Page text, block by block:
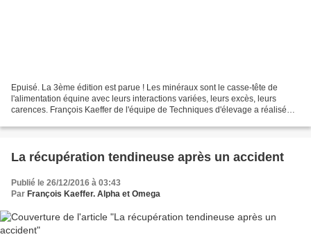
Epuisé. La 3ème édition est parue ! Les minéraux sont le casse-tête de
l'alimentation équine avec leurs interactions variées, leurs excès, leurs
carences. François Kaeffer de l'équipe de Techniques d'élevage a réalisé
La récupération tendineuse après un accident
Publié le 26/12/2016 à 03:43
Par François Kaeffer. Alpha et Omega